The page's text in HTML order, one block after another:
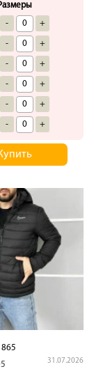
- +
- +
- +
- +
- +
- +
31.07.2026